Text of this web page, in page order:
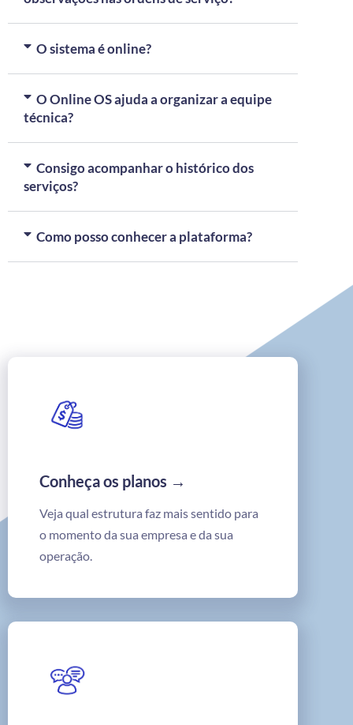
O sistema é online?
O Online OS ajuda a organizar a equipe
técnica?
Consigo acompanhar o histórico dos
serviços?
Como posso conhecer a plataforma?
Conheça os planos →
Veja qual estrutura faz mais sentido para
o momento da sua empresa e da sua
operação.